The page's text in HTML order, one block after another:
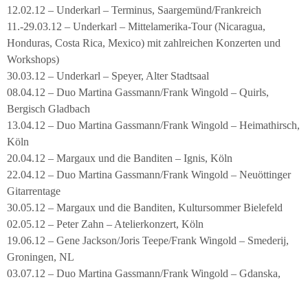
12.02.12 – Underkarl – Terminus, Saargemünd/Frankreich
11.-29.03.12 – Underkarl – Mittelamerika-Tour (Nicaragua,
Honduras, Costa Rica, Mexico) mit zahlreichen Konzerten und
Workshops)
30.03.12 – Underkarl – Speyer, Alter Stadtsaal
08.04.12 – Duo Martina Gassmann/Frank Wingold – Quirls,
Bergisch Gladbach
13.04.12 – Duo Martina Gassmann/Frank Wingold – Heimathirsch,
Köln
20.04.12 – Margaux und die Banditen – Ignis, Köln
22.04.12 – Duo Martina Gassmann/Frank Wingold – Neuöttinger
Gitarrentage
30.05.12 – Margaux und die Banditen, Kultursommer Bielefeld
02.05.12 – Peter Zahn – Atelierkonzert, Köln
19.06.12 – Gene Jackson/Joris Teepe/Frank Wingold – Smederij,
Groningen, NL
03.07.12 – Duo Martina Gassmann/Frank Wingold – Gdanska,